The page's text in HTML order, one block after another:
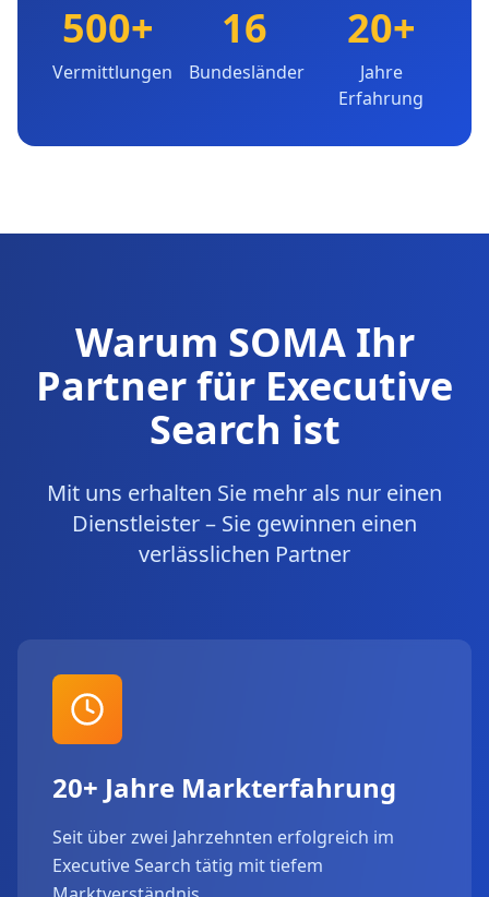
500+
Vermittlungen
16
Bundesländer
20+
Jahre
Erfahrung
Warum SOMA Ihr
Partner für Executive
Search ist
Mit uns erhalten Sie mehr als nur einen
Dienstleister – Sie gewinnen einen
verlässlichen Partner
20+ Jahre Markterfahrung
Seit über zwei Jahrzehnten erfolgreich im
Executive Search tätig mit tiefem